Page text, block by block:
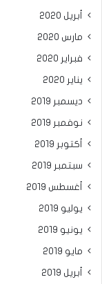
أبريل 2020
مارس 2020
فبراير 2020
يناير 2020
ديسمبر 2019
نوفمبر 2019
أكتوبر 2019
سبتمبر 2019
أغسطس 2019
يوليو 2019
يونيو 2019
مايو 2019
أبريل 2019